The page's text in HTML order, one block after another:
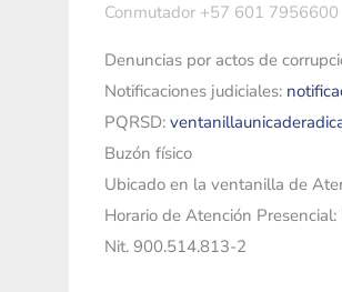
Conmutador +57 601 7956600
Denuncias por actos de
Notificaciones judiciales:
PQRSD:
Buzón físico
Ubicado en la ventanilla de
Horario de Atención
Nit. 900.514.813-2